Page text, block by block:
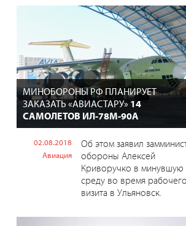
МИНОБОРОНЫ РФ ПЛАНИРУЕТ
ЗАКАЗАТЬ «АВИАСТАРУ» 14
САМОЛЕТОВ ИЛ-78М-90А
02.08.2018
Авиация
Об этом заявил
обороны Алексей
Криворучко в минувшую
среду во время рабочего
визита в Ульяновск.